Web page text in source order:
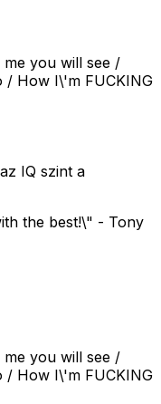
you will see /
/ How I\'m FUCKING
IQ szint a
the best!\" - Tony
you will see /
/ How I\'m FUCKING